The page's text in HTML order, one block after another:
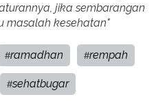
jika sembarangan
masalah kesehatan"
#ramadhan #rempah
#sehatbugar